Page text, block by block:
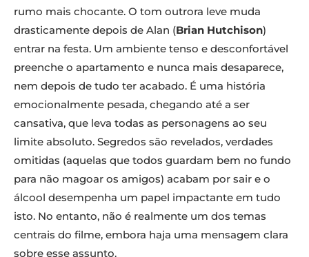
rumo mais chocante. O tom outrora leve muda
drasticamente depois de Alan (Brian Hutchison)
entrar na festa. Um ambiente tenso e desconfortável
preenche o apartamento e nunca mais desaparece,
nem depois de tudo ter acabado. É uma história
emocionalmente pesada, chegando até a ser
cansativa, que leva todas as personagens ao seu
limite absoluto. Segredos são revelados, verdades
omitidas (aquelas que todos guardam bem no fundo
para não magoar os amigos) acabam por sair e o
álcool desempenha um papel impactante em tudo
isto. No entanto, não é realmente um dos temas
centrais do filme, embora haja uma mensagem clara
sobre esse assunto.